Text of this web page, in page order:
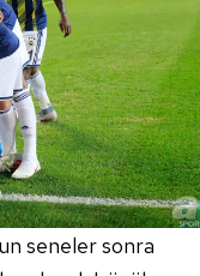
seneler sonra